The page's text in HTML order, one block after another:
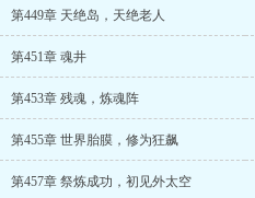
第449章 天绝岛，天绝老人
第451章 魂井
第453章 残魂，炼魂阵
第455章 世界胎膜，修为狂飙
第457章 祭炼成功，初见外太空